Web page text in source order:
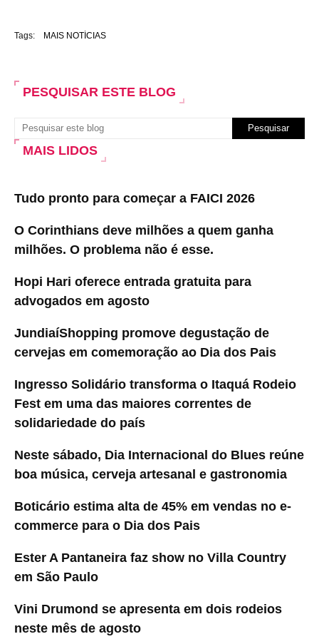
Tags: MAIS NOTÍCIAS
PESQUISAR ESTE BLOG
MAIS LIDOS
Tudo pronto para começar a FAICI 2026
O Corinthians deve milhões a quem ganha
milhões. O problema não é esse.
Hopi Hari oferece entrada gratuita para
advogados em agosto
JundiaíShopping promove degustação de
cervejas em comemoração ao Dia dos Pais
Ingresso Solidário transforma o Itaquá Rodeio
Fest em uma das maiores correntes de
solidariedade do país
Neste sábado, Dia Internacional do Blues reúne
boa música, cerveja artesanal e gastronomia
Boticário estima alta de 45% em vendas no e-
commerce para o Dia dos Pais
Ester A Pantaneira faz show no Villa Country
em São Paulo
Vini Drumond se apresenta em dois rodeios
neste mês de agosto